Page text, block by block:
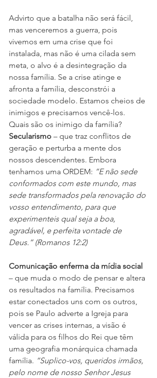
Advirto que a batalha não será fácil,
mas venceremos a guerra, pois
vivemos em uma crise que foi
instalada, mas não é uma cilada sem
meta, o alvo é a desintegração da
nossa família. Se a crise atinge e
afronta a família, desconstrói a
sociedade modelo. Estamos cheios de
inimigos e precisamos vencê-los.
Quais são os inimigo da família?
Secularismo – que traz conflitos de
geração e perturba a mente dos
nossos descendentes. Embora
tenhamos uma ORDEM: “E não sede
conformados com este mundo, mas
sede transformados pela renovação do
vosso entendimento, para que
experimenteis qual seja a boa,
agradável, e perfeita vontade de
Deus.” (Romanos 12:2)
Comunicação enferma da mídia social
– que muda o modo de pensar e altera
os resultados na família. Precisamos
estar conectados uns com os outros,
pois se Paulo adverte a Igreja para
vencer as crises internas, a visão é
válida para os filhos do Rei que têm
uma geografia monárquica chamada
família. “Suplico-vos, queridos irmãos,
pelo nome de nosso Senhor Jesus